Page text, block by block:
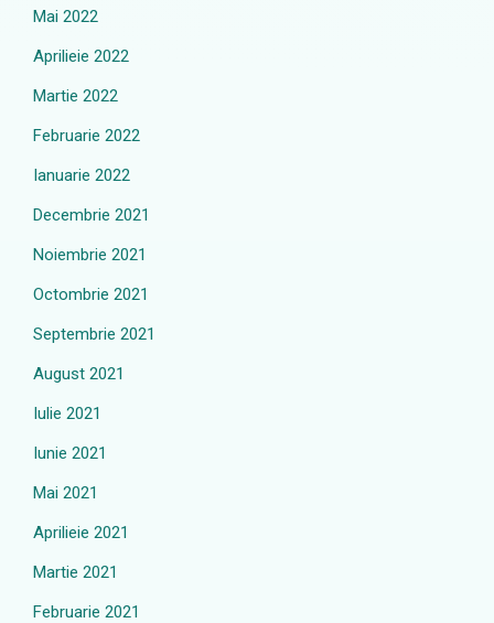
Mai 2022
Aprilieie 2022
Martie 2022
Februarie 2022
Ianuarie 2022
Decembrie 2021
Noiembrie 2021
Octombrie 2021
Septembrie 2021
August 2021
Iulie 2021
Iunie 2021
Mai 2021
Aprilieie 2021
Martie 2021
Februarie 2021